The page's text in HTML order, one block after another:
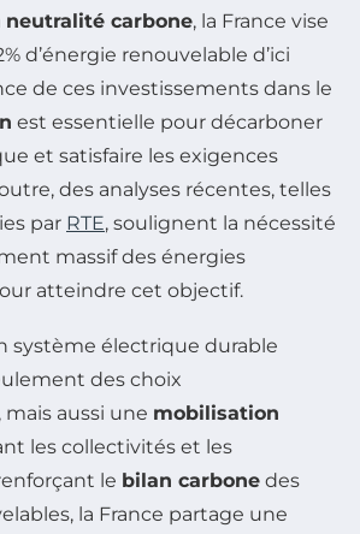
neutralité carbone, la France vise
d’énergie renouvelable d’ici
de ces investissements dans le
est essentielle pour décarboner
et satisfaire les exigences
des analyses récentes, telles
par RTE, soulignent la nécessité
massif des énergies
atteindre cet objectif.
système électrique durable
des choix
aussi une mobilisation
les collectivités et les
le bilan carbone des
la France partage une